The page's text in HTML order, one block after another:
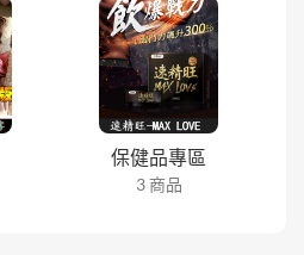
保健品專區
3 商品